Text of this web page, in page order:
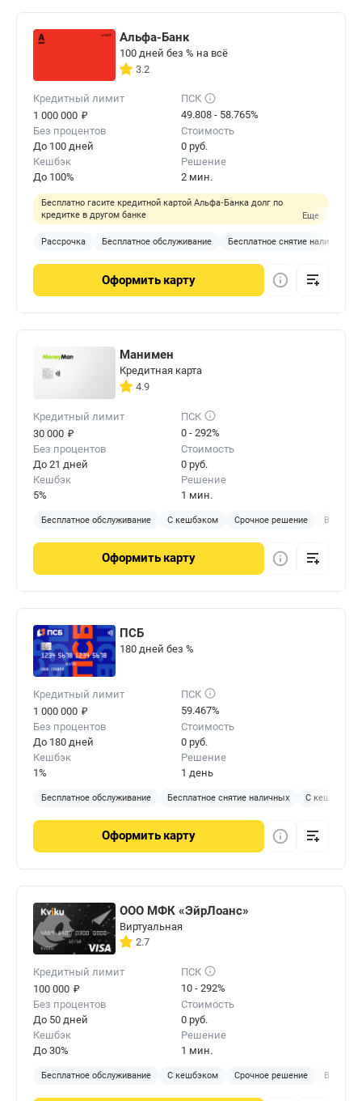
Альфа-Банк
100 дней без % на всё
3.2
Кредитный лимит
1 000 000 ₽
ПСК
49.808 - 58.765%
Без процентов
До 100 дней
Стоимость
0 руб.
Кешбэк
До 100%
Решение
2 мин.
Бесплатно гасите кредитной картой Альфа‑Банка долг по
кредитке в другом банке
Еще
Рассрочка Бесплатное обслуживание Бесплатное снятие наличных
Оформить карту
Манимен
Кредитная карта
4.9
Кредитный лимит
30 000 ₽
ПСК
0 - 292%
Без процентов
До 21 дней
Стоимость
0 руб.
Кешбэк
5%
Решение
1 мин.
Бесплатное обслуживание С кешбэком Срочное решение
Оформить карту
ПСБ
180 дней без %
Кредитный лимит
1 000 000 ₽
ПСК
59.467%
Без процентов
До 180 дней
Стоимость
0 руб.
Кешбэк
1%
Решение
1 день
Бесплатное обслуживание Бесплатное снятие наличных С кешбэком
Оформить карту
ООО МФК «ЭйрЛоанс»
Виртуальная
2.7
Кредитный лимит
100 000 ₽
ПСК
10 - 292%
Без процентов
До 50 дней
Стоимость
0 руб.
Кешбэк
До 30%
Решение
1 мин.
Бесплатное обслуживание С кешбэком Срочное решение